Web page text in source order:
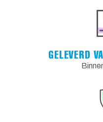
GELEVERD